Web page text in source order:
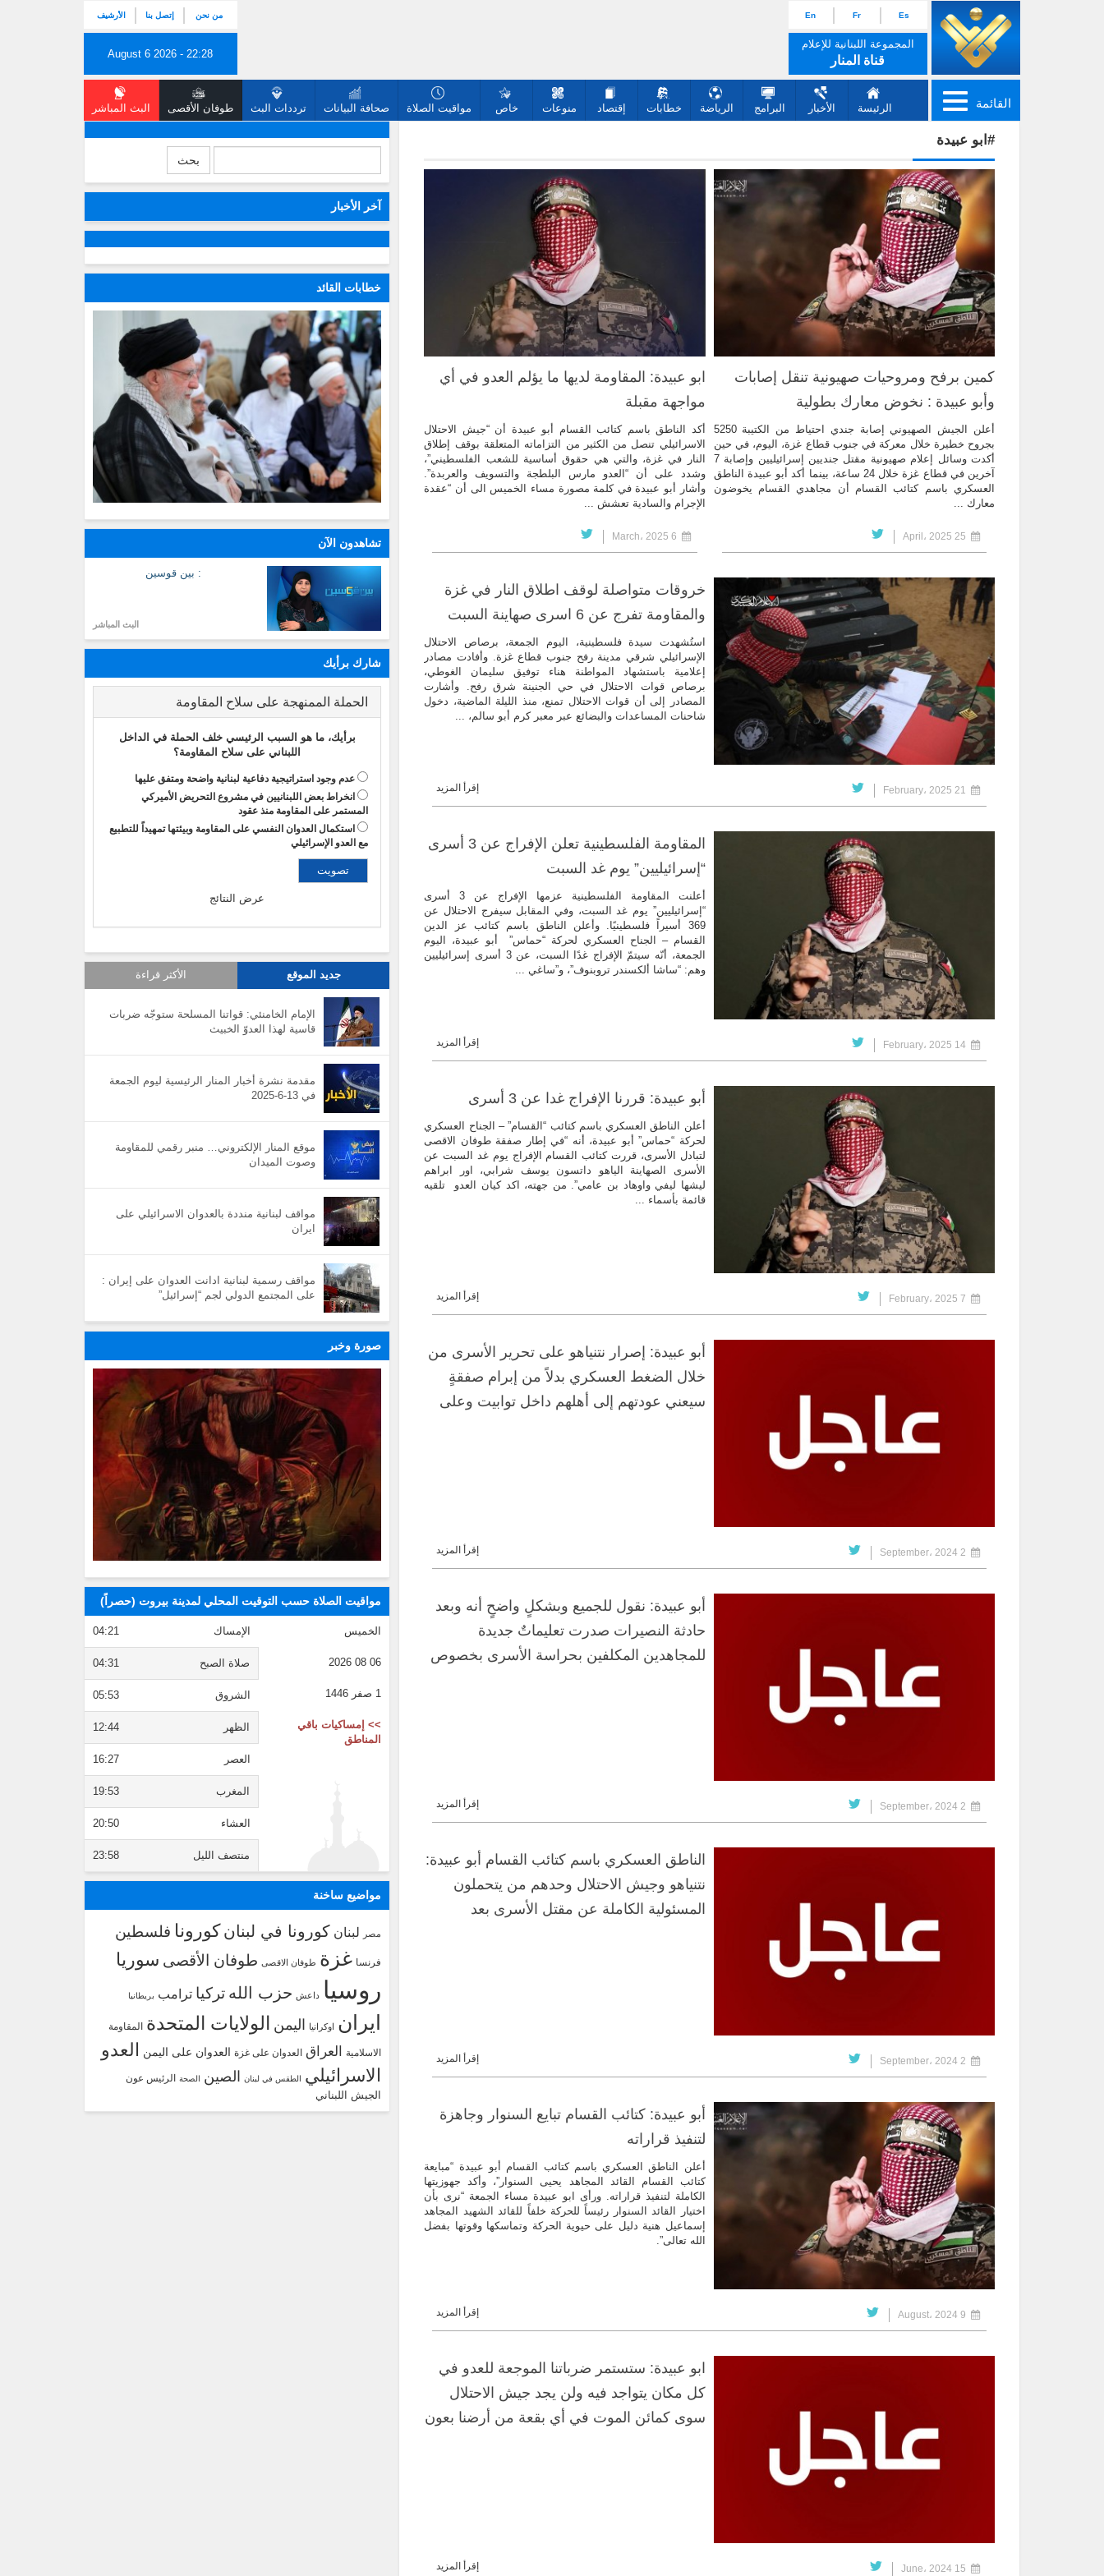
Es
Fr
En
المجموعة اللبنانية للإعلام
قناة المنار
من نحن إتصل بنا الأرشيف
August 6 2026 - 22:28
القائمة الرئيسة الأخبار البرامج الرياضة خطابات إقتصاد منوعات خاص مواقيت الصلاة صحافة البيانات ترددات البث طوفان الأقصى البث المباشر
#ابو عبيدة
كمين برفح ومروحيات صهيونية تنقل إصابات
وأبو عبيدة : نخوض معارك بطولية
أعلن الجيش الصهيوني إصابة جندي احتياط من الكتيبة 5250
بجروح خطيرة خلال معركة في جنوب قطاع غزة، اليوم، في حين
أكدت وسائل إعلام صهيونية مقتل جنديين إسرائيليين وإصابة 7
آخرين في قطاع غزة خلال 24 ساعة، بينما أكد أبو عبيدة الناطق
العسكري باسم كتائب القسام أن مجاهدي القسام يخوضون
معارك ...
ابو عبيدة: المقاومة لديها ما يؤلم العدو في أي
مواجهة مقبلة
أكد الناطق باسم كتائب القسام أبو عبيدة أن “جيش الاحتلال
الاسرائيلي تنصل من الكثير من التزاماته المتعلقة بوقف إطلاق
النار في غزة، والتي هي حقوق أساسية للشعب الفلسطيني”،
وشدد على أن “العدو مارس البلطجة والتسويف والعربدة”.
وأشار أبو عبيدة في كلمة مصورة مساء الخميس الى أن “عقدة
الإجرام والسادية تعشش ...
خروقات متواصلة لوقف اطلاق النار في غزة
والمقاومة تفرج عن 6 اسرى صهاينة السبت
استُشهدت سيدة فلسطينية، اليوم الجمعة، برصاص الاحتلال
الإسرائيلي شرقي مدينة رفح جنوب قطاع غزة. وأفادت مصادر
إعلامية باستشهاد المواطنة هناء توفيق سليمان الغوطي،
برصاص قوات الاحتلال في حي الجنينة شرق رفح. وأشارت
المصادر إلى أن قوات الاحتلال تمنع، منذ الليلة الماضية، دخول
شاحنات المساعدات والبضائع عبر معبر كرم أبو سالم، ...
إقرأ المزيد
المقاومة الفلسطينية تعلن الإفراج عن 3 أسرى
“إسرائيليين” يوم غد السبت
أعلنت المقاومة الفلسطينية عزمها الإفراج عن 3 أسرى
“إسرائيليين” يوم غد السبت، وفي المقابل سيفرج الاحتلال عن
369 أسيراً فلسطينيًا. وأعلن الناطق باسم كتائب عز الدين
القسام – الجناح العسكري لحركة “حماس” أبو عبيدة، اليوم
الجمعة، أنّه سيتمّ الإفراج غدًا السبت، عن 3 أسرى إسرائيليين
وهم: “ساشا ألكسندر تروبنوف”، و”ساغي ...
إقرأ المزيد
أبو عبيدة: قررنا الإفراج غدا عن 3 أسرى
أعلن الناطق العسكري باسم كتائب “القسام” – الجناح العسكري
لحركة “حماس” أبو عبيدة، أنه “في إطار صفقة طوفان الاقصى
لتبادل الأسرى، قررت كتائب القسام الإفراج يوم غد السبت عن
الأسرى الصهاينة الياهو داتسون يوسف شرابي، اور ابراهم
ليشها ليفي واوهاد بن عامي”. من جهته، اكد كيان العدو تلقيه
قائمة بأسماء ...
إقرأ المزيد
أبو عبيدة: إصرار نتنياهو على تحرير الأسرى من
خلال الضغط العسكري بدلاً من إبرام صفقةٍ
سيعني عودتهم إلى أهلهم داخل توابيت وعلى
إقرأ المزيد
أبو عبيدة: نقول للجميع وبشكلٍ واضحٍ أنه وبعد
حادثة النصيرات صدرت تعليماتٌ جديدة
للمجاهدين المكلفين بحراسة الأسرى بخصوص
إقرأ المزيد
الناطق العسكري باسم كتائب القسام أبو عبيدة:
نتنياهو وجيش الاحتلال وحدهم من يتحملون
المسئولية الكاملة عن مقتل الأسرى بعد
إقرأ المزيد
أبو عبيدة: كتائب القسام تبايع السنوار وجاهزة
لتنفيذ قراراته
أعلن الناطق العسكري باسم كتائب القسام أبو عبيدة “مبايعة
كتائب القسام القائد المجاهد يحيى السنوار”، وأكد جهوزيتها
الكاملة لتنفيذ قراراته. ورأى ابو عبيدة مساء الجمعة “نرى بأن
اختيار القائد السنوار رئيساً للحركة خلفاً للقائد الشهيد المجاهد
إسماعيل هنية دليل على حيوية الحركة وتماسكها وقوتها بفضل
الله تعالى”.
إقرأ المزيد
ابو عبيدة: ستستمر ضرباتنا الموجعة للعدو في
كل مكان يتواجد فيه ولن يجد جيش الاحتلال
سوى كمائن الموت في أي بقعة من أرضنا بعون
إقرأ المزيد
بحث
آخر الأخبار
خطابات القائد
تشاهدون الآن
: بين قوسين
البث المباشر
شارك برأيك
الحملة الممنهجة على سلاح المقاومة
برأيك، ما هو السبب الرئيسي خلف الحملة في الداخل
اللبناني على سلاح المقاومة؟
عدم وجود استراتيجية دفاعية لبنانية واضحة ومتفق عليها
انخراط بعض اللبنانيين في مشروع التحريض الأميركي
المستمر على المقاومة منذ عقود
استكمال العدوان النفسي على المقاومة وبيئتها تمهيداً للتطبيع
مع العدو الإسرائيلي
عرض النتائج
جديد الموقع الأكثر قراءة
الإمام الخامنئي: قواتنا المسلحة ستوجّه ضربات
قاسية لهذا العدوّ الخبيث
مقدمة نشرة أخبار المنار الرئيسية ليوم الجمعة
في 13-6-2025
موقع المنار الإلكتروني… منبر رقمي للمقاومة
وصوت الميدان
مواقف لبنانية منددة بالعدوان الاسرائيلي على
ايران
مواقف رسمية لبنانية ادانت العدوان على إيران :
على المجتمع الدولي لجم “إسرائيل”
صورة وخبر
مواقيت الصلاة حسب التوقيت المحلي لمدينة بيروت (حصراً)
الخميس
06 08 2026
1 صفر 1446
>> إمساكيات باقي
المناطق
الإمساك 04:21
صلاة الصبح 04:31
الشروق 05:53
الظهر 12:44
العصر 16:27
المغرب 19:53
العشاء 20:50
منتصف الليل 23:58
مواضيع ساخنة
مصر لبنان كورونا في لبنان كورونا فلسطين
فرنسا غزة طوفان الاقصى طوفان الأقصى سوريا
روسيا داعش حزب الله تركيا ترامب بريطانيا
ايران اوكرانيا اليمن الولايات المتحدة المقاومة
الاسلامية العراق العدوان على غزة العدوان على اليمن العدو
الاسرائيلي الطقس في لبنان الصين الصحة الرئيس عون
الجيش اللبناني